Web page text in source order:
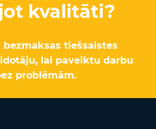
kvalitāti?
tiešsaistes
lai paveiktu darbu
problēmām.